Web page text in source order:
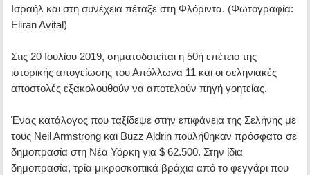
Ισραήλ και στη συνέχεια πέταξε στη Φλόριντα. (Φωτογραφία:
Eliran Avital)
Στις 20 Ιουλίου 2019, σηματοδοτείται η 50ή επέτειο της
ιστορικής απογείωσης του Απόλλωνα 11 και οι σεληνιακές
αποστολές εξακολουθούν να αποτελούν πηγή γοητείας.
Ένας κατάλογος που ταξίδεψε στην επιφάνεια της Σελήνης με
τους Neil Armstrong και Buzz Aldrin πουλήθηκαν πρόσφατα σε
δημοπρασία στη Νέα Υόρκη για $ 62.500. Στην ίδια
δημοπρασία, τρία μικροσκοπικά βράχια από το φεγγάρι που